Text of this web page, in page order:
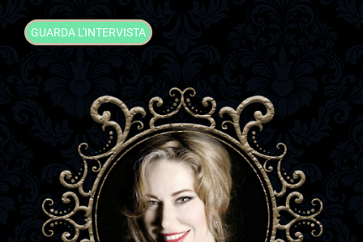
GUARDA L'INTERVISTA